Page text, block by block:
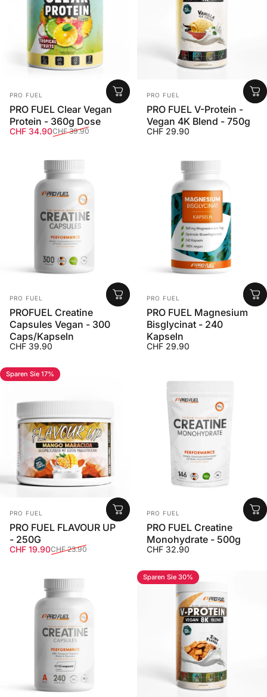
Anbieter:
PRO FUEL
PRO FUEL Clear Vegan
Protein - 360g Dose
Verkaufspreis
CHF 34.90
Normaler Preis
CHF 39.90
Anbieter:
PRO FUEL
PRO FUEL V-Protein -
Vegan 4K Blend - 750g
CHF 29.90
Anbieter:
PRO FUEL
PROFUEL Creatine
Capsules Vegan - 300
Caps/Kapseln
CHF 39.90
Anbieter:
PRO FUEL
PRO FUEL Magnesium
Bisglycinat - 240
Kapseln
CHF 29.90
Sparen Sie 17%
Anbieter:
PRO FUEL
PRO FUEL FLAVOUR UP
- 250G
Verkaufspreis
CHF 19.90
Normaler Preis
CHF 23.90
Anbieter:
PRO FUEL
PRO FUEL Creatine
Monohydrate - 500g
CHF 32.90
Sparen Sie 30%